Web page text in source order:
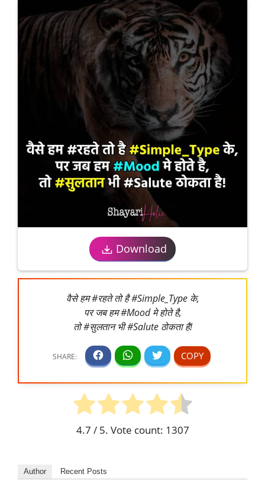
Download
वैसे हम #रहते तो है #Simple_Type के,
पर जब हम #Mood मे होते है,
तो #सुलतान भी #Salute ठोकता है!
4.7 / 5. Vote count: 1307
Author Recent Posts